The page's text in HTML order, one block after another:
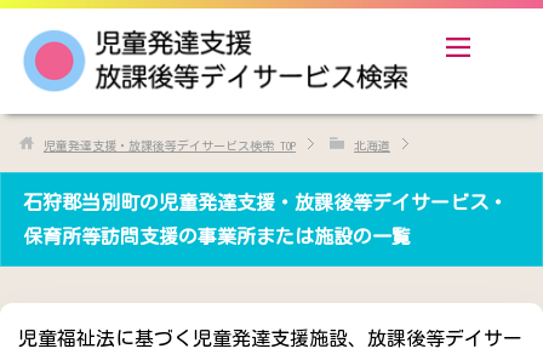
児童発達支援・放課後等デイサービス検索 TOP 北海道
石狩郡当別町の児童発達支援・放課後等デイサービス・
保育所等訪問支援の事業所または施設の一覧
児童福祉法に基づく児童発達支援施設、放課後等デイサー